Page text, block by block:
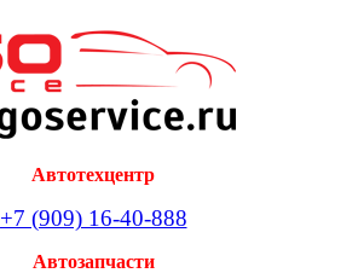
Автотехцентр
+7 (909) 16-40-888
Автозапчасти